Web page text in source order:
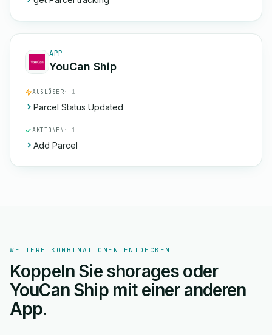
APP
YouCan Ship
AUSLÖSER· 1
Parcel Status Updated
AKTIONEN · 1
Add Parcel
WEITERE KOMBINATIONEN ENTDECKEN
Koppeln Sie shorages oder
YouCan Ship mit einer anderen
App.